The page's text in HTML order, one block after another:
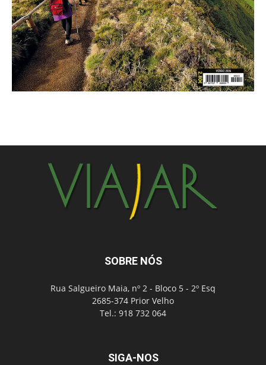
SOBRE NÓS
Rua Salgueiro Maia, nº 2 - Bloco 5 - 2º Esq
2685-374 Prior Velho
Tel.: 918 732 064
SIGA-NOS